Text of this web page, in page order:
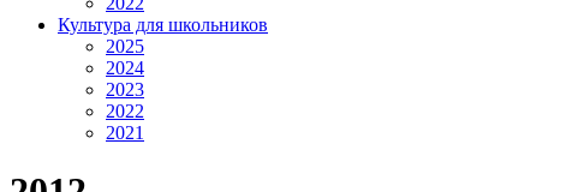
Культура для школьников
2025
2024
2023
2022
2021